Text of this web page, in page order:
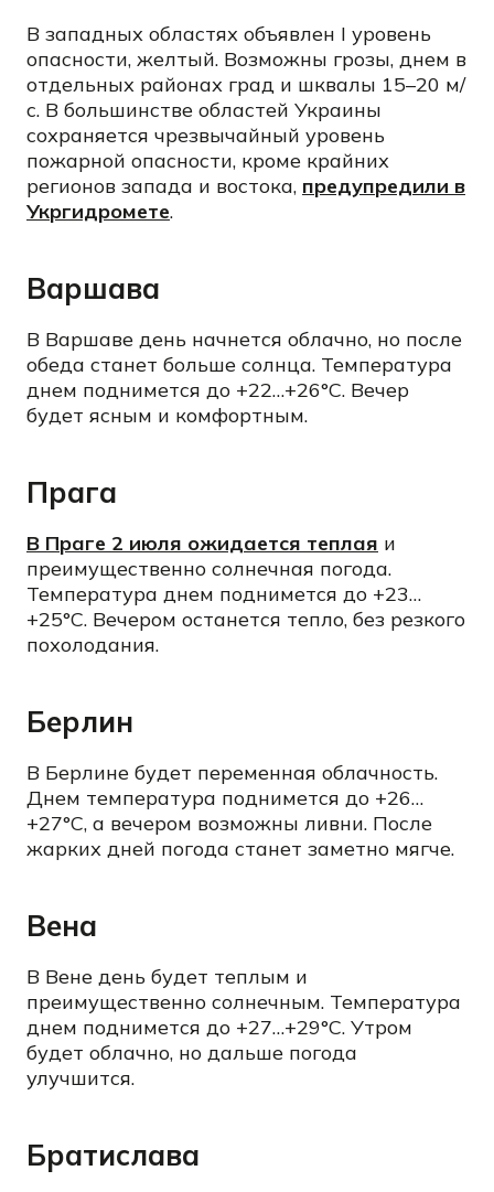
В западных областях объявлен I уровень
опасности, желтый. Возможны грозы, днем в
отдельных районах град и шквалы 15–20 м/
с. В большинстве областей Украины
сохраняется чрезвычайный уровень
пожарной опасности, кроме крайних
регионов запада и востока, предупредили в
Укргидромете.
Варшава
В Варшаве день начнется облачно, но после
обеда станет больше солнца. Температура
днем поднимется до +22…+26°C. Вечер
будет ясным и комфортным.
Прага
В Праге 2 июля ожидается теплая и
преимущественно солнечная погода.
Температура днем поднимется до +23…
+25°C. Вечером останется тепло, без резкого
похолодания.
Берлин
В Берлине будет переменная облачность.
Днем температура поднимется до +26…
+27°C, а вечером возможны ливни. После
жарких дней погода станет заметно мягче.
Вена
В Вене день будет теплым и
преимущественно солнечным. Температура
днем поднимется до +27…+29°C. Утром
будет облачно, но дальше погода
улучшится.
Братислава